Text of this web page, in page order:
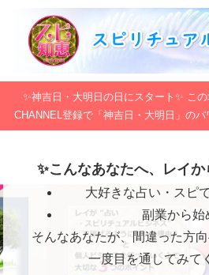
✨神吉日・大明日の日にスタート✨ こ
CHANNEL登録で「神吉日・大明日」のパ
✨こんなあなたへ、レイ
大好きな占い・スピ
副業から始
そんなあなたが、間違った方
一度目を通してみて